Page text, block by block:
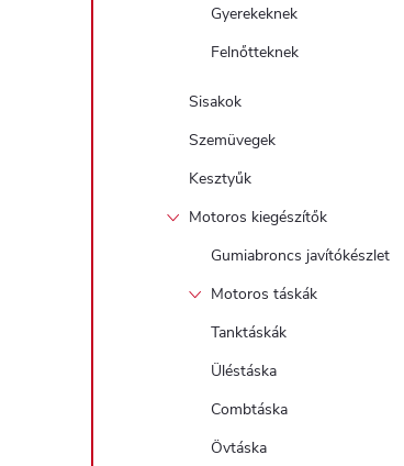
Gyerekeknek
Felnőtteknek
Sisakok
Szemüvegek
Kesztyűk
Motoros kiegészítők
Gumiabroncs javítókészlet
Motoros táskák
Tanktáskák
Üléstáska
Combtáska
Övtáska